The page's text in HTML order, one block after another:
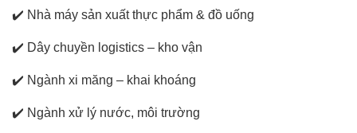
✔️ Nhà máy sản xuất thực phẩm & đồ uống
✔️ Dây chuyền logistics – kho vận
✔️ Ngành xi măng – khai khoáng
✔️ Ngành xử lý nước, môi trường